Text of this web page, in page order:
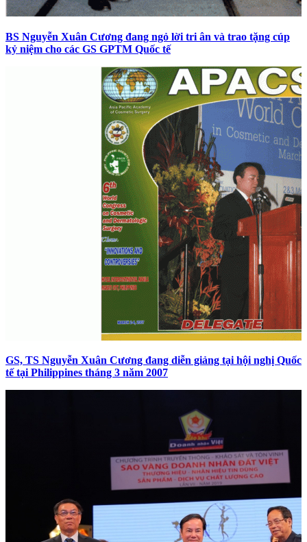
BS Nguyễn Xuân Cương đang ngỏ lời tri ân và trao tặng cúp
kỷ niệm cho các GS GPTM Quốc tế
GS, TS Nguyễn Xuân Cương đang diễn giảng tại hội nghị Quốc
tế tại Philippines tháng 3 năm 2007